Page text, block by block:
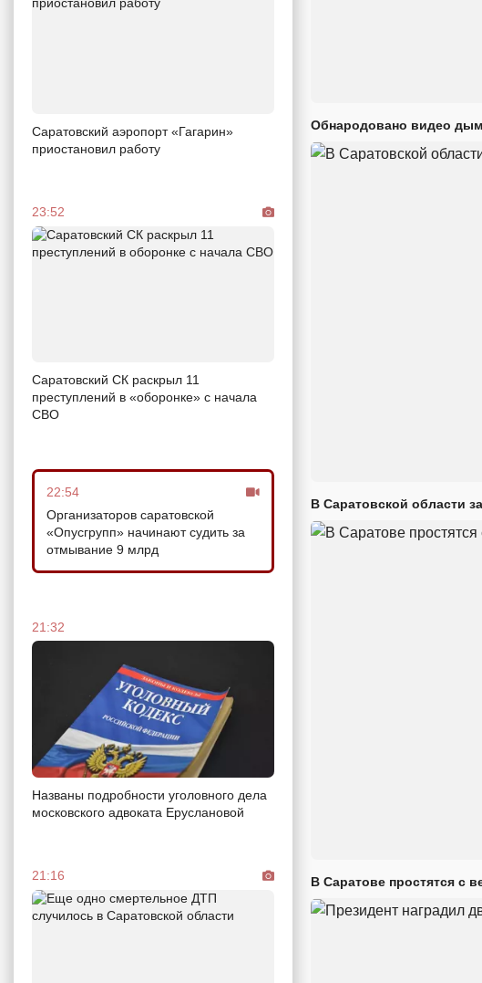
Саратовский аэропорт «Гагарин»
приостановил работу
23:52
Саратовский СК раскрыл 11
преступлений в «оборонке» с начала
СВО
22:54
Организаторов саратовской
«Опусгрупп» начинают судить за
отмывание 9 млрд
21:32
Названы подробности уголовного дела
московского адвоката Еруслановой
21:16
Обнародовано видео
В Саратовской области
В Саратове простятся с